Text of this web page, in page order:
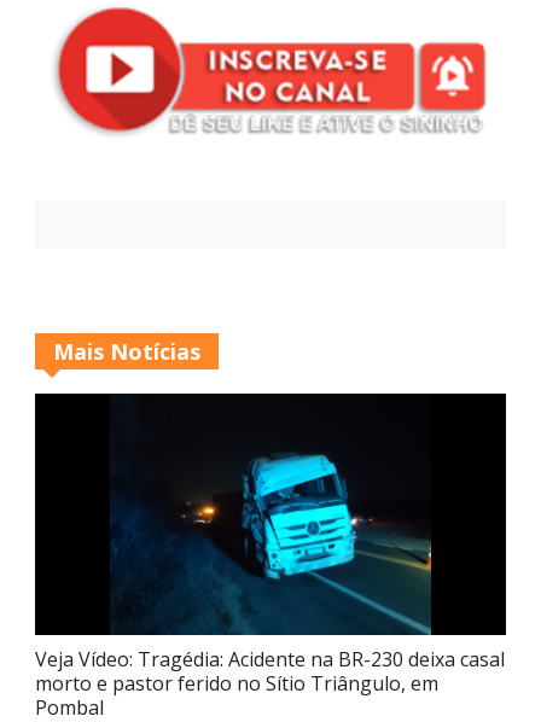
Mais Notícias
Veja Vídeo: Tragédia: Acidente na BR-230 deixa casal
morto e pastor ferido no Sítio Triângulo, em
Pombal